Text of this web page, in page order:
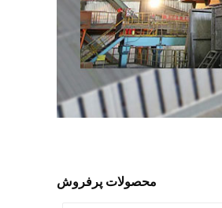
محصولات پرفروش